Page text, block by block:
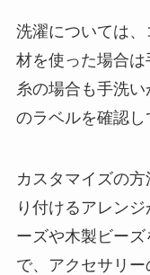
洗濯については
材を使った場合
糸の場合も手洗
のラベルを確認し
カスタマイズの
り付けるアレン
ーズや木製ビー
で、アクセサリ